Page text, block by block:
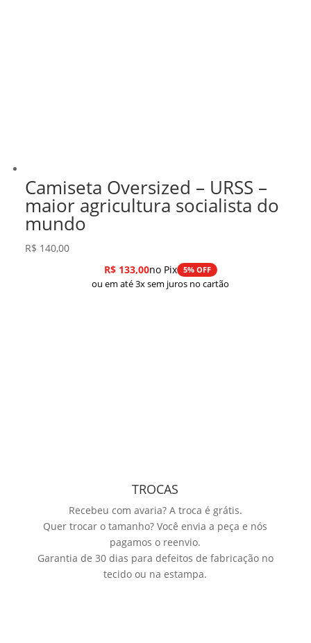
Camiseta Oversized – URSS –
maior agricultura socialista do
mundo
R$ 140,00
R$133,00no Pix 5% OFF
ou em até 3x sem juros no cartão
TROCAS
Recebeu com avaria? A troca é grátis.
Quer trocar o tamanho? Você envia a peça e nós
pagamos o reenvio.
Garantia de 30 dias para defeitos de fabricação no
tecido ou na estampa.